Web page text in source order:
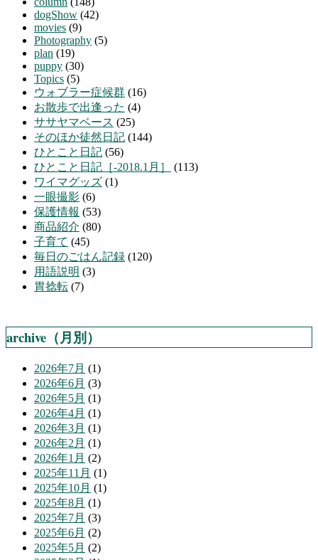
dogShow (42)
movies (9)
Photography (5)
plan (19)
puppy (30)
Topics (5)
ウォブラー症候群 (16)
お散歩で出逢った (4)
ササヤマベース (25)
そのほか徒然日記 (144)
ひとこと日記 (56)
ひとこと日記［-2018.1月］
(113)
ワイマグッズ (1)
一眼撮影 (6)
保護情報 (53)
商品紹介 (80)
子育て (45)
毎日のごはん記録 (120)
用語説明 (3)
胃捻転 (7)
archive（月別）
2026年7月 (1)
2026年6月 (3)
2026年5月 (1)
2026年4月 (1)
2026年3月 (1)
2026年2月 (1)
2026年1月 (2)
2025年11月 (1)
2025年10月 (1)
2025年8月 (1)
2025年7月 (3)
2025年6月 (2)
2025年5月 (2)